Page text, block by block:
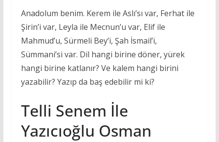
Anadolum benim. Kerem ile Aslı’sı var, Ferhat ile
Şirin’i var, Leyla ile Mecnun’u var, Elif ile
Mahmud’u, Sürmeli Bey’i, Şah İsmail’i,
Sümmani’si var. Dil hangi birine döner, yürek
hangi birine katlanır? Ve kalem hangi birini
yazabilir? Yazıp da baş edebilir mi ki?
Telli Senem İle
Yazıcıoğlu Osman